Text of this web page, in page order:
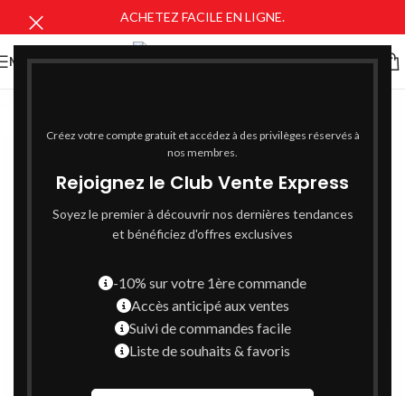
Créez votre compte gratuit et accédez à des privilèges réservés à
nos membres.
Rejoignez le Club Vente Express
Soyez le premier à découvrir nos dernières tendances
et bénéficiez d'offres exclusives
-10% sur votre 1ère commande
Accès anticipé aux ventes
Suivi de commandes facile
Liste de souhaits & favoris
ACHETEZ FACILE EN LIGNE.
MENU